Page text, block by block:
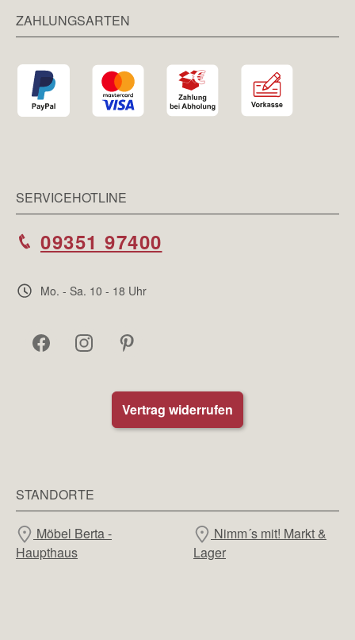
ZAHLUNGSARTEN
SERVICEHOTLINE
09351 97400
Mo. - Sa. 10 - 18 Uhr
Vertrag widerrufen
STANDORTE
Möbel Berta -
Haupthaus
Nimm´s mit! Markt &
Lager